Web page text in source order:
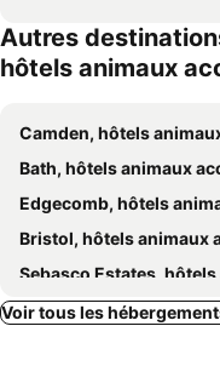
Autres
hôtels animaux
Camden, hôtels animaux
Bath, hôtels animaux
Edgecomb, hôtels animaux
Bristol, hôtels animaux
Sebasco Estates, hôtels animaux
Wiscasset, hôtels animaux
Voir tous les